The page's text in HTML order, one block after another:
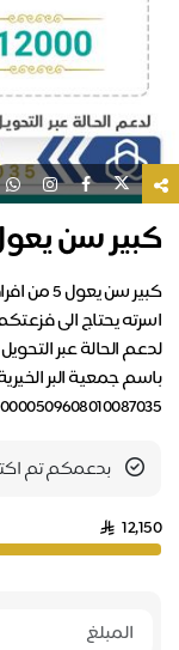
سن يعول 5 افراد
كبير سن يعول
بدعمكم تم